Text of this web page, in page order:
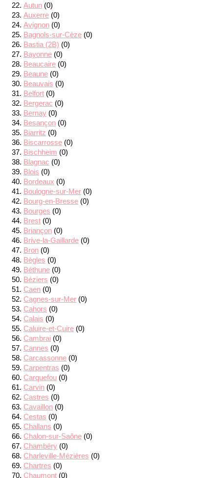
Autun (0)
Auxerre (0)
Avignon (0)
Bagnols-sur-Cèze (0)
Bastia (2B) (0)
Bayonne (0)
Beaucaire (0)
Beaune (0)
Beauvais (0)
Belfort (0)
Bergerac (0)
Bernay (0)
Besançon (0)
Biarritz (0)
Biscarrosse (0)
Bischheim (0)
Blagnac (0)
Blois (0)
Bordeaux (0)
Boulogne-sur-Mer (0)
Bourg-en-Bresse (0)
Bourges (0)
Brest (0)
Briançon (0)
Brive-la-Gaillarde (0)
Bron (0)
Bègles (0)
Béthune (0)
Béziers (0)
Caen (0)
Cagnes-sur-Mer (0)
Cahors (0)
Calais (0)
Caluire-et-Cuire (0)
Cambrai (0)
Cannes (0)
Carcassonne (0)
Carpentras (0)
Carquefou (0)
Carvin (0)
Castres (0)
Cavaillon (0)
Cestas (0)
Challans (0)
Chalon-sur-Saône (0)
Chambéry (0)
Charleville-Mézières (0)
Chartres (0)
Chaumont (0)